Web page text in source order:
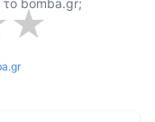
το bomba.gr;
★